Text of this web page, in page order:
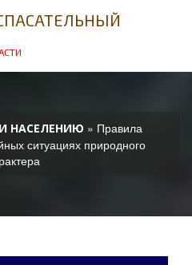
НАСЕЛЕНИЮ » Правила
ситуациях природного